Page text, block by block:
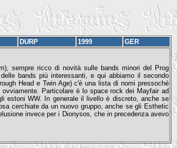
DURP 1999 GER
sempre ricco di novità sulle bands minori del Prog
bands più interessanti, e qui abbiamo il secondo
Head e Twin Age) c'è una lista di nomi pressoché
Particolare è lo space rock dei Mayfair ad
estoni WW. In generale il livello è discreto, anche se
cerchiate da un nuovo gruppo, anche se gli Esthetic
invece per i Dionysos, che in precedenza avevo